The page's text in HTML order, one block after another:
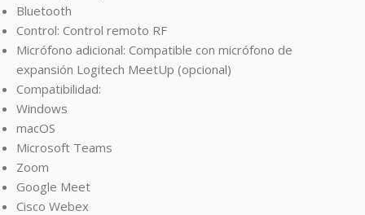
Bluetooth
Control: Control remoto RF
Micrófono adicional: Compatible con micrófono de
expansión Logitech MeetUp (opcional)
Compatibilidad:
Windows
macOS
Microsoft Teams
Zoom
Google Meet
Cisco Webex